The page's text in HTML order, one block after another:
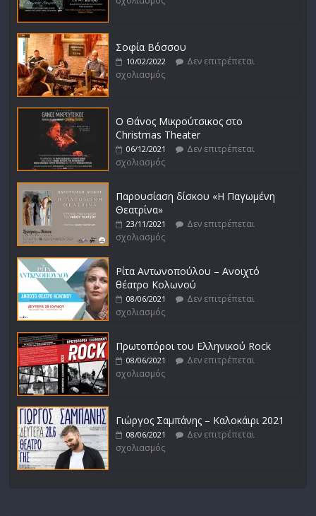
Σοφία Βόσσου
10/02/2022
Δεν επιτρέπεται
σχολιασμός
Ο Θάνος Μικρούτσικος στο
Christmas Theater
06/12/2021
Δεν επιτρέπεται
σχολιασμός
Παρουσίαση δίσκου «Η Παγωμένη
Θεατρίνα»
23/11/2021
Δεν επιτρέπεται
σχολιασμός
Ρίτα Αντωνοπούλου – Ανοιχτό
θέατρο Κολωνού
08/06/2021
Δεν επιτρέπεται
σχολιασμός
Πρωτοπόροι του Ελληνικού Rock
08/06/2021
Δεν επιτρέπεται
σχολιασμός
Γιώργος Σαμπάνης – Καλοκάιρι 2021
08/06/2021
Δεν επιτρέπεται
σχολιασμός